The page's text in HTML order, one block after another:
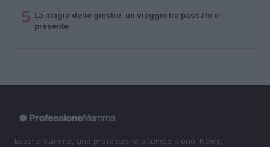
5 La magia delle giostre: un viaggio tra passato e
presente
Essere mamma, una professione a tempo pieno. News,